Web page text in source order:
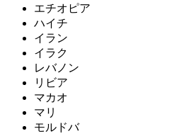
エチオピア
ハイチ
イラン
イラク
レバノン
リビア
マカオ
マリ
モルドバ